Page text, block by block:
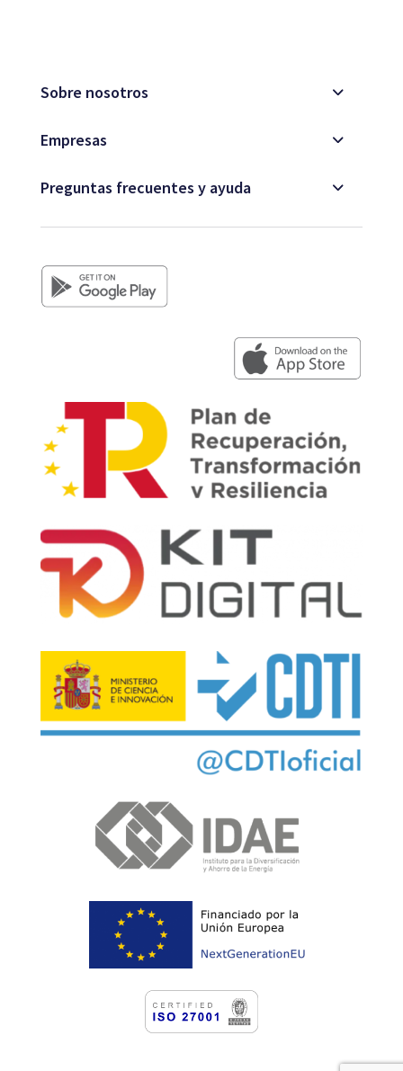
Sobre nosotros
Empresas
Preguntas frecuentes y ayuda